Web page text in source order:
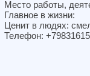
Место работы,
Главное в жизни:
Ценит в людях:
Телефон: